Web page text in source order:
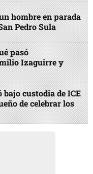
hombre en parada
Pedro Sula
pasó
Izaguirre y
custodia de ICE
de celebrar los